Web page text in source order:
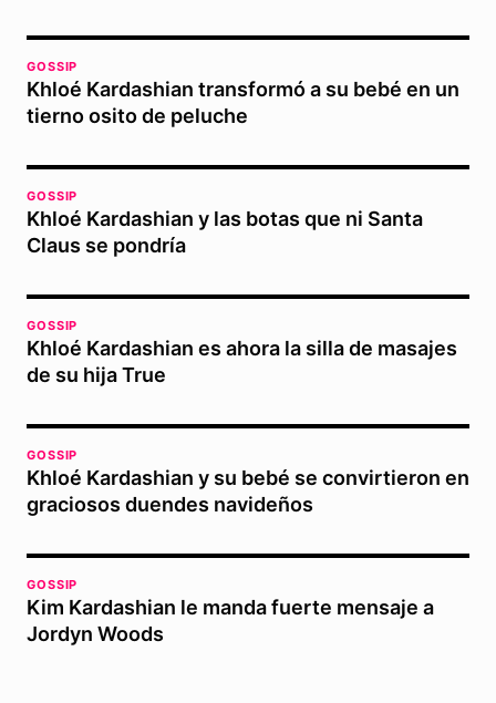
GOSSIP
Khloé Kardashian transformó a su bebé en un
tierno osito de peluche
GOSSIP
Khloé Kardashian y las botas que ni Santa
Claus se pondría
GOSSIP
Khloé Kardashian es ahora la silla de masajes
de su hija True
GOSSIP
Khloé Kardashian y su bebé se convirtieron en
graciosos duendes navideños
GOSSIP
Kim Kardashian le manda fuerte mensaje a
Jordyn Woods